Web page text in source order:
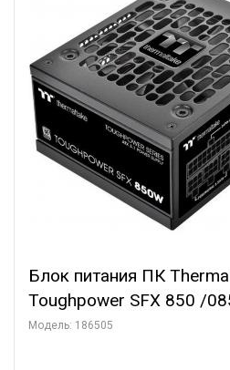
Блок питания ПК
Toughpower SFX 850 /
Modular/Non Light/Full
Модель: 186505